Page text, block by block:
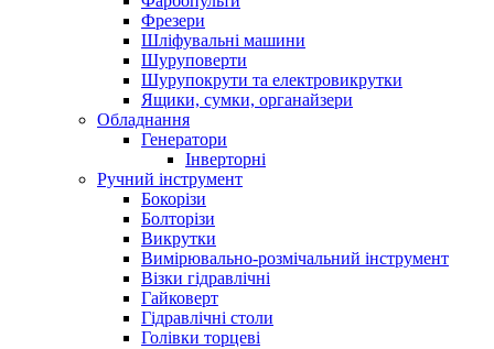
Фрезери
Шліфувальні машини
Шуруповерти
Шурупокрути та електровикрутки
Ящики, сумки, органайзери
Обладнання
Генератори
Інверторні
Ручний інструмент
Бокорізи
Болторізи
Викрутки
Вимірювально-розмічальний інструмент
Візки гідравлічні
Гайковерт
Гідравлічні столи
Голівки торцеві